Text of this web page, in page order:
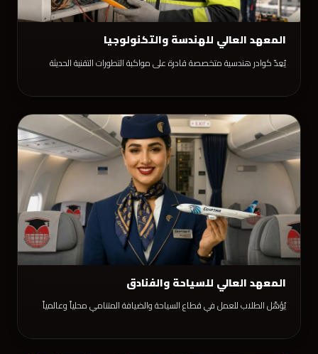
المعهد العالي للهندسة والتكنولوجيا
يُعِدّ كوادر هندسية متخصصة قادرة على مواكبة التطورات التقنية الحديثة
المعهد العالي للسياحة والفنادق
يُؤهّل الطلاب للعمل في قطاع السياحة والضيافة المتنامي محلياً وعالمياً